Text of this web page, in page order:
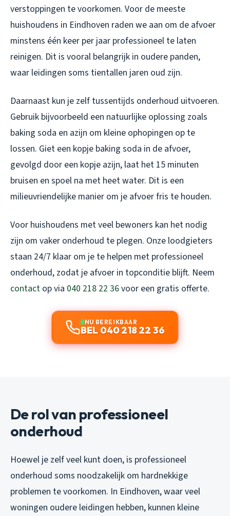
verstoppingen te voorkomen. Voor de meeste
huishoudens in Eindhoven raden we aan om de afvoer
minstens één keer per jaar professioneel te laten
reinigen. Dit is vooral belangrijk in oudere panden,
waar leidingen soms tientallen jaren oud zijn.
Daarnaast kun je zelf tussentijds onderhoud uitvoeren.
Gebruik bijvoorbeeld een natuurlijke oplossing zoals
baking soda en azijn om kleine ophopingen op te
lossen. Giet een kopje baking soda in de afvoer,
gevolgd door een kopje azijn, laat het 15 minuten
bruisen en spoel na met heet water. Dit is een
milieuvriendelijke manier om je afvoer fris te houden.
Voor huishoudens met veel bewoners kan het nodig
zijn om vaker onderhoud te plegen. Onze loodgieters
staan 24/7 klaar om je te helpen met professioneel
onderhoud, zodat je afvoer in topconditie blijft. Neem
contact op via 040 218 22 36voor een gratis offerte.
NU BEREIKBAAR
BEL 040 218 22 36
De rol van professioneel
onderhoud
Hoewel je zelf veel kunt doen, is professioneel
onderhoud soms noodzakelijk om hardnekkige
problemen te voorkomen. In Eindhoven, waar veel
woningen oudere leidingen hebben, kunnen kleine